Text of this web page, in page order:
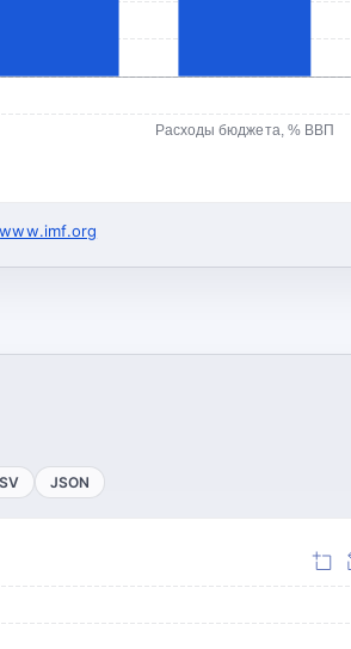
Расходы бюджета, % ВВП
www.imf.org
JSON